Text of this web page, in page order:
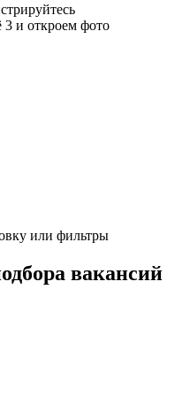
и откроем фото
или фильтры
вакансий